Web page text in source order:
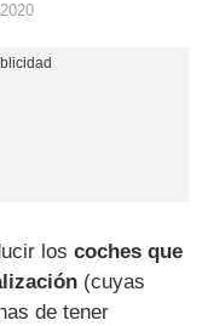
loscoches que
(cuyas
de tener